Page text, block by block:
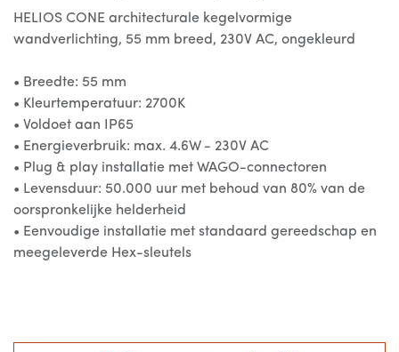
HELIOS CONE architecturale kegelvormige
wandverlichting, 55 mm breed, 230V AC, ongekleurd
• Breedte: 55 mm
• Kleurtemperatuur: 2700K
• Voldoet aan IP65
• Energieverbruik: max. 4.6W - 230V AC
• Plug & play installatie met WAGO-connectoren
• Levensduur: 50.000 uur met behoud van 80% van de
oorspronkelijke helderheid
• Eenvoudige installatie met standaard gereedschap en
meegeleverde Hex-sleutels